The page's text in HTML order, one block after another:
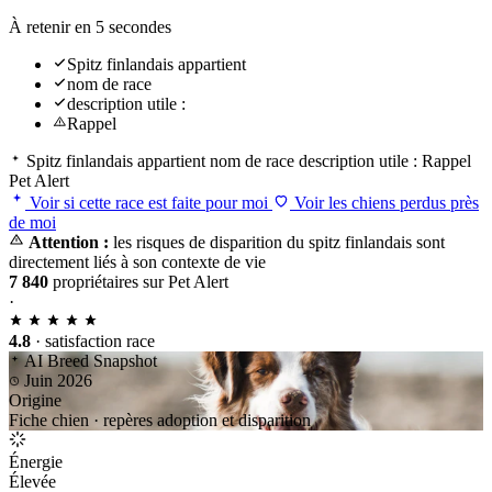
À retenir en 5 secondes
Spitz finlandais appartient
nom de race
description utile :
Rappel
Spitz finlandais appartient nom de race description utile : Rappel
Pet Alert
Voir si cette race est faite pour moi
Voir les chiens perdus près
de moi
Attention : les risques de disparition du spitz finlandais sont
directement liés à son contexte de vie
7 840 propriétaires sur Pet Alert
·
4.8 · satisfaction race
AI Breed Snapshot
Juin 2026
Origine
Fiche chien · repères adoption et disparition
Énergie
Élevée